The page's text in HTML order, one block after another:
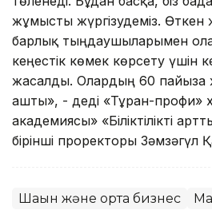
жұмысты жүргізудеміз.
барлық тыңдаушыларымен
кеңестік көмек көрсету үшін
жасалды. Олардың 60 пайызға
ашты», - деді «Тұран-профи»
академиясы» «Біліктілікті
бірінші проректоры Зәмзәгүл
Шағын және орта бизнес